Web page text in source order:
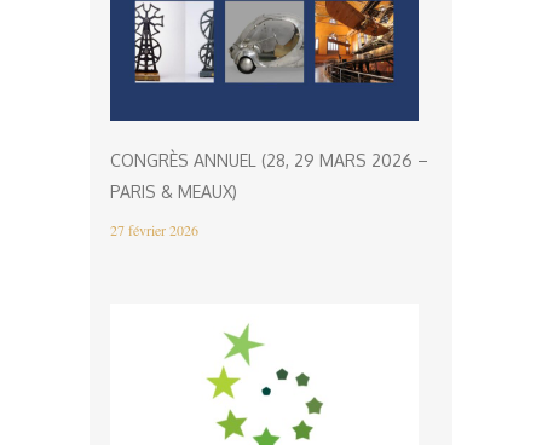
CONGRÈS ANNUEL (28, 29 MARS 2026 –
PARIS & MEAUX)
27 février 2026